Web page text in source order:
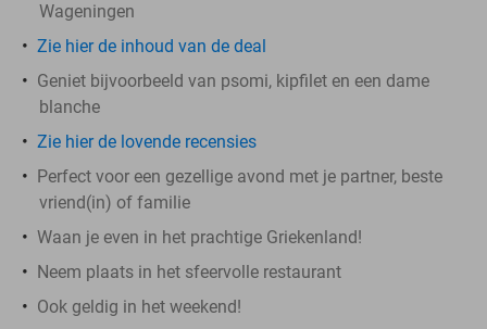
Wageningen
Zie hier de inhoud van de deal
Geniet bijvoorbeeld van psomi, kipfilet en een dame
blanche
Zie hier de lovende recensies
Perfect voor een gezellige avond met je partner, beste
vriend(in) of familie
Waan je even in het prachtige Griekenland!
Neem plaats in het sfeervolle restaurant
Ook geldig in het weekend!